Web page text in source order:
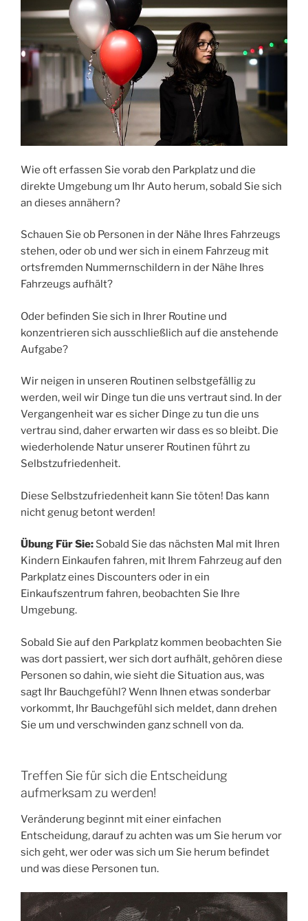
Wie oft erfassen Sie vorab den Parkplatz und die
direkte Umgebung um Ihr Auto herum, sobald Sie sich
an dieses annähern?
Schauen Sie ob Personen in der Nähe Ihres Fahrzeugs
stehen, oder ob und wer sich in einem Fahrzeug mit
ortsfremden Nummernschildern in der Nähe Ihres
Fahrzeugs aufhält?
Oder befinden Sie sich in Ihrer Routine und
konzentrieren sich ausschließlich auf die anstehende
Aufgabe?
Wir neigen in unseren Routinen selbstgefällig zu
werden, weil wir Dinge tun die uns vertraut sind. In der
Vergangenheit war es sicher Dinge zu tun die uns
vertrau sind, daher erwarten wir dass es so bleibt. Die
wiederholende Natur unserer Routinen führt zu
Selbstzufriedenheit.
Diese Selbstzufriedenheit kann Sie töten! Das kann
nicht genug betont werden!
Übung Für Sie: Sobald Sie das nächsten Mal mit Ihren
Kindern Einkaufen fahren, mit Ihrem Fahrzeug auf den
Parkplatz eines Discounters oder in ein
Einkaufszentrum fahren, beobachten Sie Ihre
Umgebung.
Sobald Sie auf den Parkplatz kommen beobachten Sie
was dort passiert, wer sich dort aufhält, gehören diese
Personen so dahin, wie sieht die Situation aus, was
sagt Ihr Bauchgefühl? Wenn Ihnen etwas sonderbar
vorkommt, Ihr Bauchgefühl sich meldet, dann drehen
Sie um und verschwinden ganz schnell von da.
Treffen Sie für sich die Entscheidung
aufmerksam zu werden!
Veränderung beginnt mit einer einfachen
Entscheidung, darauf zu achten was um Sie herum vor
sich geht, wer oder was sich um Sie herum befindet
und was diese Personen tun.